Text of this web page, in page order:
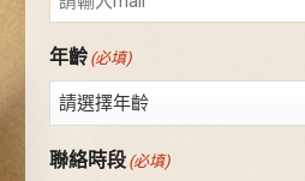
年齡 (必填)
聯絡時段 (必填)